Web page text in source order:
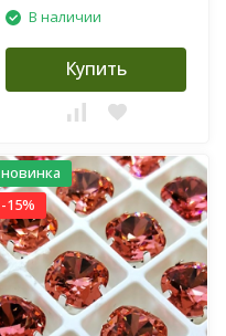
В наличии
Купить
новинка
-15%